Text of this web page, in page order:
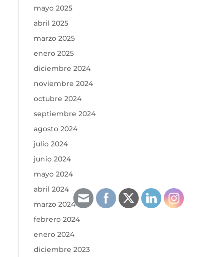
mayo 2025
abril 2025
marzo 2025
enero 2025
diciembre 2024
noviembre 2024
octubre 2024
septiembre 2024
agosto 2024
julio 2024
junio 2024
mayo 2024
abril 2024
marzo 2024
febrero 2024
enero 2024
diciembre 2023